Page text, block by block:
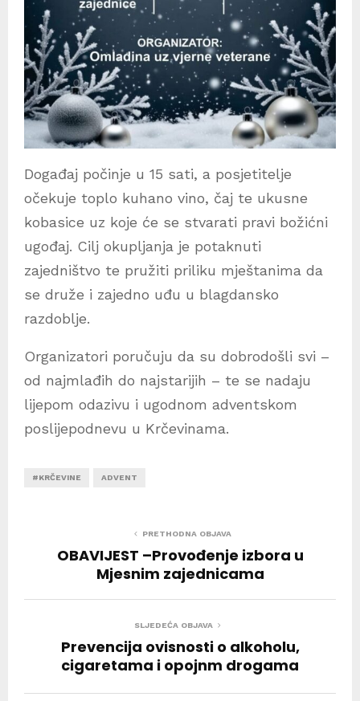
Događaj počinje u 15 sati, a posjetitelje
očekuje toplo kuhano vino, čaj te ukusne
kobasice uz koje će se stvarati pravi božićni
ugođaj. Cilj okupljanja je potaknuti
zajedništvo te pružiti priliku mještanima da
se druže i zajedno uđu u blagdansko
razdoblje.
Organizatori poručuju da su dobrodošli svi –
od najmlađih do najstarijih – te se nadaju
lijepom odazivu i ugodnom adventskom
poslijepodnevu u Krčevinama.
#KRČEVINE ADVENT
PRETHODNA OBJAVA
OBAVIJEST –Provođenje izbora u
Mjesnim zajednicama
SLJEDEĆA OBJAVA
Prevencija ovisnosti o alkoholu,
cigaretama i opojnm drogama